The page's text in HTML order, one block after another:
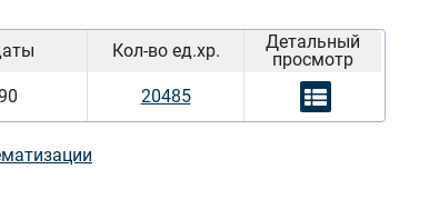
Кол-во ед.хр.
Детальный
просмотр
20485